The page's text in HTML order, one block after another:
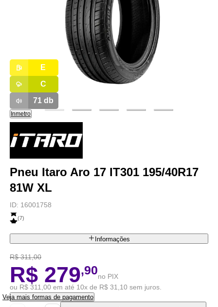
E
C
71db
Inmetro
Pneu Itaro Aro 17 IT301 195/40R17
81W XL
ID: 16001758
(7)
Informações
R$ 311,00
R$ 279,90no PIX
ou R$ 311,00 em até 10x de R$ 31,10 sem juros.
Veja mais formas de pagamento